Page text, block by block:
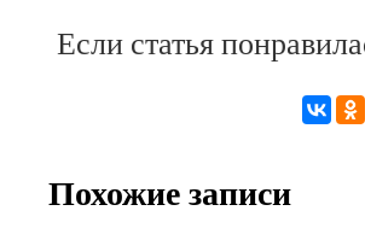
Если статья
Похожие записи